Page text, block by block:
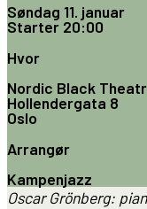
Søndag 11. januar
Starter 20:00
Hvor
Nordic Black
Hollendergata 8
Oslo
Arrangør
Kampenjazz
Oscar Grönberg: